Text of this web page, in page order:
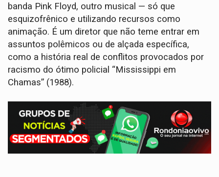
banda Pink Floyd, outro musical — só que
esquizofrênico e utilizando recursos como
animação. É um diretor que não teme entrar em
assuntos polêmicos ou de alçada específica,
como a história real de conflitos provocados por
racismo do ótimo policial “Mississippi em
Chamas” (1988).